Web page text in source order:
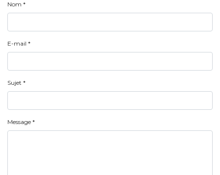
Nom *
E-mail *
Sujet *
Message *